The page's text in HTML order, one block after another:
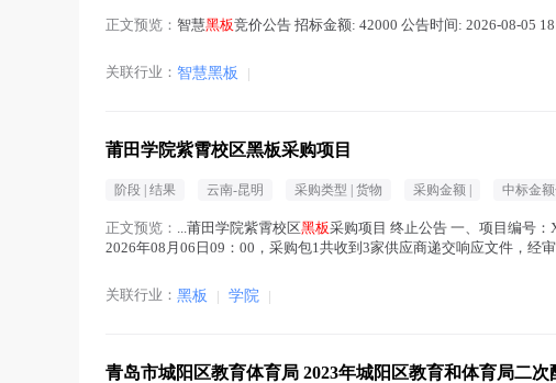
正文预览： 智慧黑板竞价公告 招标金额: 42000 公告时间: 2026-08-05
关联行业： 智慧黑板 |
莆田学院紫霄校区黑板采购项目
阶段 | 结果 云南-昆明 采购类型 | 货物 采购金额 | 中标金额
正文预览： ...莆田学院紫霄校区黑板采购项目 终止公告 一、项目编号
2026年08月06日09：00，采购包1共收到3家供应商递交响应文件，
关联行业： 黑板 | 学院 |
青岛市城阳区教育体育局 2023年城阳区教育和体育局二次